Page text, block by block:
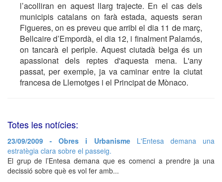
l’acolliran en aquest llarg trajecte. En el cas dels
municipis catalans on farà estada, aquests seran
Figueres, on es preveu que arribi el dia 11 de març,
Bellcaire d’Empordà, el dia 12, i finalment Palamós,
on tancarà el periple. Aquest ciutadà belga és un
apassionat dels reptes d'aquesta mena. L'any
passat, per exemple, ja va caminar entre la ciutat
francesa de Llemotges i el Principat de Mònaco.
Totes les notícies:
23/09/2009 - Obres i Urbanisme L'Entesa demana una
estratègia clara sobre el passeig.
El grup de l’Entesa demana que es comenci a prendre ja una
decissió sobre què es vol fer amb...